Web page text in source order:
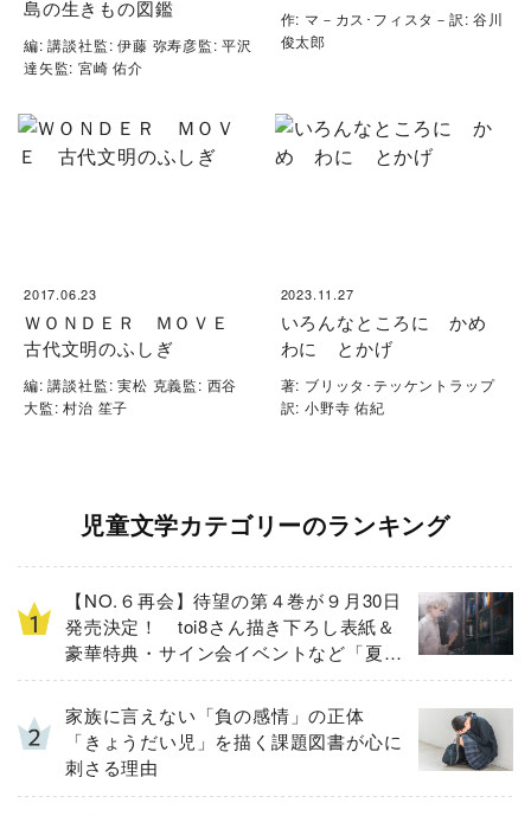
島の生きもの図鑑
編: 講談社監: 伊藤 弥寿彦監: 平沢
達矢監: 宮崎 佑介
作: マ－カス･フィスタ－訳: 谷川
俊太郎
2017.06.23
ＷＯＮＤＥＲ ＭＯＶＥ
古代文明のふしぎ
編: 講談社監: 実松 克義監: 西谷
大監: 村治 笙子
2023.11.27
いろんなところに かめ
わに とかげ
著: ブリッタ･テッケントラップ
訳: 小野寺 佑紀
児童文学カテゴリーのランキング
【NO.６再会】待望の第４巻が９月30日
発売決定！ toi8さん描き下ろし表紙＆
豪華特典・サイン会イベントなど「夏の
３大ニュース」を一挙解禁！
家族に言えない「負の感情」の正体
「きょうだい児」を描く課題図書が心に
刺さる理由